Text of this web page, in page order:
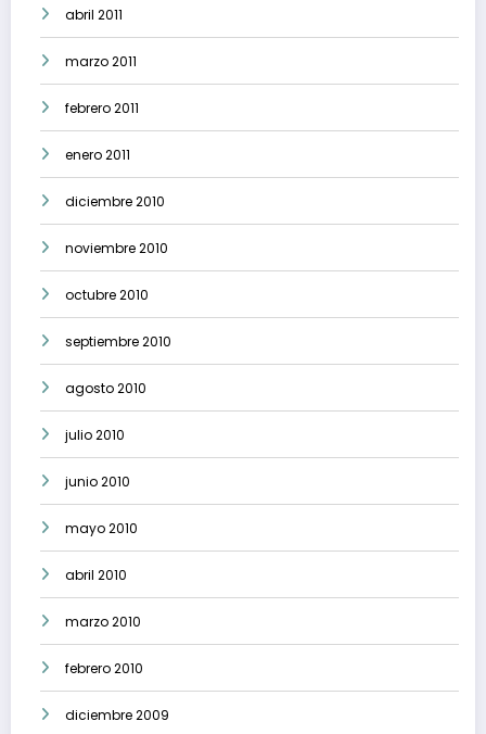
abril 2011
marzo 2011
febrero 2011
enero 2011
diciembre 2010
noviembre 2010
octubre 2010
septiembre 2010
agosto 2010
julio 2010
junio 2010
mayo 2010
abril 2010
marzo 2010
febrero 2010
diciembre 2009